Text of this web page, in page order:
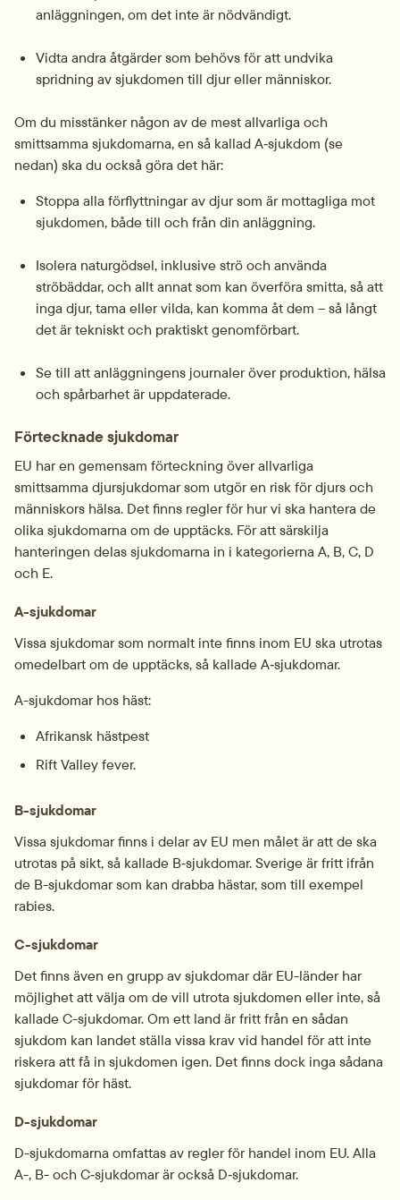
anläggningen, om det inte är nödvändigt.
Vidta andra åtgärder som behövs för att undvika
spridning av sjukdomen till djur eller människor.
Om du misstänker någon av de mest allvarliga och
smittsamma sjukdomarna, en så kallad A‑sjukdom (se
nedan) ska du också göra det här:
Stoppa alla förflyttningar av djur som är mottagliga mot
sjukdomen, både till och från din anläggning.
Isolera naturgödsel, inklusive strö och använda
ströbäddar, och allt annat som kan överföra smitta, så att
inga djur, tama eller vilda, kan komma åt dem – så långt
det är tekniskt och praktiskt genomförbart.
Se till att anläggningens journaler över produktion, hälsa
och spårbarhet är uppdaterade.
Förtecknade sjukdomar
EU har en gemensam förteckning över allvarliga
smittsamma djursjukdomar som utgör en risk för djurs och
människors hälsa. Det finns regler för hur vi ska hantera de
olika sjukdomarna om de upptäcks. För att särskilja
hanteringen delas sjukdomarna in i kategorierna A, B, C, D
och E.
A-sjukdomar
Vissa sjukdomar som normalt inte finns inom EU ska utrotas
omedelbart om de upptäcks, så kallade A‑sjukdomar.
A-sjukdomar hos häst:
Afrikansk hästpest
Rift Valley fever.
B-sjukdomar
Vissa sjukdomar finns i delar av EU men målet är att de ska
utrotas på sikt, så kallade B‑sjukdomar. Sverige är fritt ifrån
de B-sjukdomar som kan drabba hästar, som till exempel
rabies.
C-sjukdomar
Det finns även en grupp av sjukdomar där EU-länder har
möjlighet att välja om de vill utrota sjukdomen eller inte, så
kallade C-sjukdomar. Om ett land är fritt från en sådan
sjukdom kan landet ställa vissa krav vid handel för att inte
riskera att få in sjukdomen igen. Det finns dock inga sådana
sjukdomar för häst.
D-sjukdomar
D-sjukdomarna omfattas av regler för handel inom EU. Alla
A-, B- och C‑sjukdomar är också D‑sjukdomar.